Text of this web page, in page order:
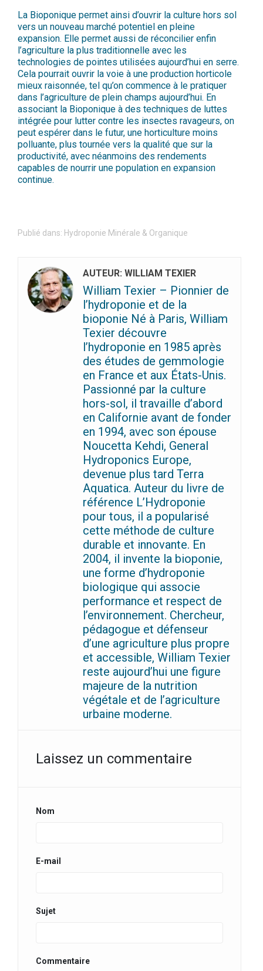
La Bioponique permet ainsi d’ouvrir la culture hors sol
vers un nouveau marché potentiel en pleine
expansion. Elle permet aussi de réconcilier enfin
l’agriculture la plus traditionnelle avec les
technologies de pointes utilisées aujourd’hui en serre.
Cela pourrait ouvrir la voie à une production horticole
mieux raisonnée, tel qu’on commence à le pratiquer
dans l’agriculture de plein champs aujourd’hui. En
associant la Bioponique à des techniques de luttes
intégrée pour lutter contre les insectes ravageurs, on
peut espérer dans le futur, une horticulture moins
polluante, plus tournée vers la qualité que sur la
productivité, avec néanmoins des rendements
capables de nourrir une population en expansion
continue.
Publié dans: Hydroponie Minérale & Organique
AUTEUR: WILLIAM TEXIER
William Texier – Pionnier de
l’hydroponie et de la
bioponie Né à Paris, William
Texier découvre
l’hydroponie en 1985 après
des études de gemmologie
en France et aux États-Unis.
Passionné par la culture
hors-sol, il travaille d’abord
en Californie avant de fonder
en 1994, avec son épouse
Noucetta Kehdi, General
Hydroponics Europe,
devenue plus tard Terra
Aquatica. Auteur du livre de
référence L’Hydroponie
pour tous, il a popularisé
cette méthode de culture
durable et innovante. En
2004, il invente la bioponie,
une forme d’hydroponie
biologique qui associe
performance et respect de
l’environnement. Chercheur,
pédagogue et défenseur
d’une agriculture plus propre
et accessible, William Texier
reste aujourd’hui une figure
majeure de la nutrition
végétale et de l’agriculture
urbaine moderne.
Laissez un commentaire
Nom
E-mail
Sujet
Commentaire